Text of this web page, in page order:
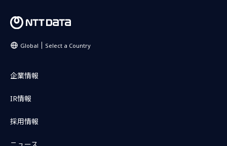
Global Select a Country
企業情報
IR情報
採用情報